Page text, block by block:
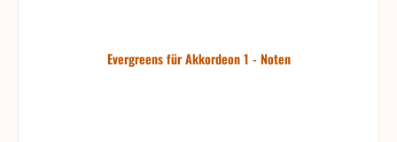
Evergreens für Akkordeon 1 - Noten